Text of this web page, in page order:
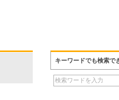
キーワードでも検索で